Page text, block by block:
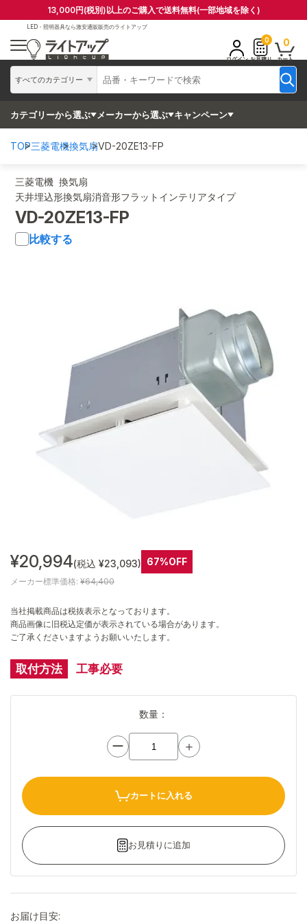
13,000円(税別)以上のご購入で送料無料(一部地域を除く)
LED・照明器具なら激安通販販売のライトアップ
すべてのカテゴリー
ログイン
0
お見積り
0
カート
カテゴリーから選ぶ メーカーから選ぶ キャンペーン
TOP三菱電機換気扇VD-20ZE13-FP
三菱電機 換気扇
天井埋込形換気扇消音形フラットインテリアタイプ
VD-20ZE13-FP
比較する
¥20,994(税込 ¥23,093) 67%OFF
メーカー標準価格: ¥64,400
当社掲載商品は税抜表示となっております。
商品画像に旧税込定価が表示されている場合があります。
ご了承くださいますようお願いいたします。
取付方法 工事必要
数量：
ー ＋
カートに入れる
お見積りに追加
お届け目安: